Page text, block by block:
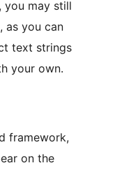
you may still
as you can
text strings
your own.
framework,
on the